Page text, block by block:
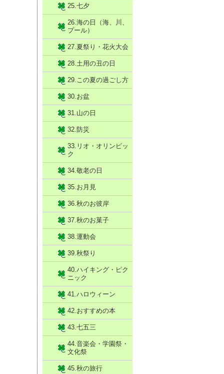
25.七夕
26.海の日（海、川、
プール）
27.夏祭り・花火大会
28.土用の丑の日
29.この夏の過ごし方
30.お盆
31.山の日
32.防災
33.リオ・オリンピッ
ク
34.敬老の日
35.お月見
36.秋のお彼岸
37.秋のお菓子
38.運動会
39.秋祭り
40.ハイキング・ピク
ニック
41.ハロウィーン
42.おすすめの本
43.七五三
44.音楽会・学園祭・
文化祭
45.秋の旅行